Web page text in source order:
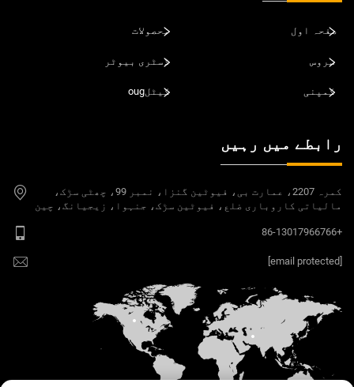
صفحہ اول محصولات
سروس ڈسٹری بیوٹر
کمپنی کیٹلoug
رابطے میں رہیں
کمرہ 2207، عمارت بی، فیوٹین گنزا، نمبر 99، چھٹی سڑک،
مالیاتی کاروباری ضلع، فیوٹین سڑک، جنہوا، زیجیانگ، چین
+86-13017966766